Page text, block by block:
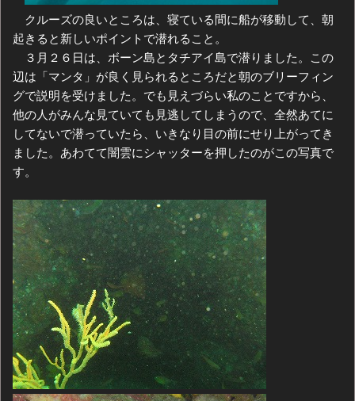
クルーズの良いところは、寝ている間に船が移動して、朝
起きると新しいポイントで潜れること。
３月２６日は、ボーン島とタチアイ島で潜りました。この
辺は「マンタ」が良く見られるところだと朝のブリーフィン
グで説明を受けました。でも見えづらい私のことですから、
他の人がみんな見ていても見逃してしまうので、全然あてに
してないで潜っていたら、いきなり目の前にせり上がってき
ました。あわてて闇雲にシャッターを押したのがこの写真で
す。